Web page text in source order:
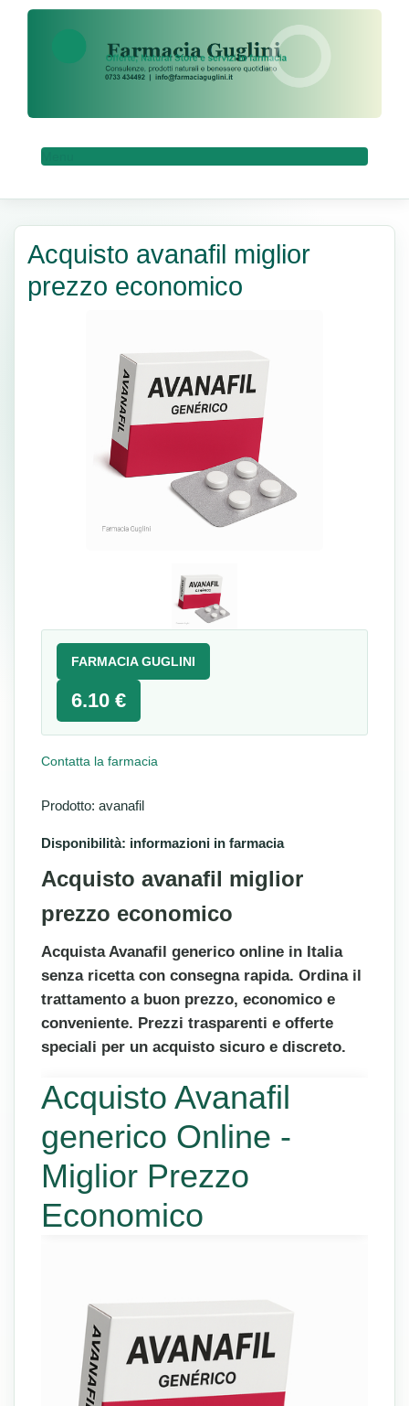
Acquisto avanafil miglior
prezzo economico
FARMACIA GUGLINI
6.10 €
Contatta la farmacia
Prodotto: avanafil
Disponibilità: informazioni in farmacia
Acquisto avanafil miglior
prezzo economico
Acquista Avanafil generico online in Italia
senza ricetta con consegna rapida. Ordina il
trattamento a buon prezzo, economico e
conveniente. Prezzi trasparenti e offerte
speciali per un acquisto sicuro e discreto.
Acquisto Avanafil
generico Online -
Miglior Prezzo
Economico